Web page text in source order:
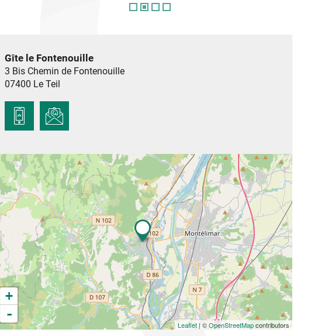
Gîte le Fontenouille
3 Bis Chemin de Fontenouille
07400 Le Teil
+
-
Leaflet | ©OpenStreetMapcontributors